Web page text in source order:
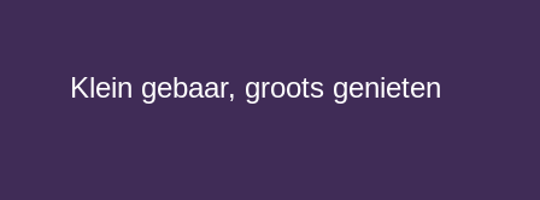
Klein gebaar, groots genieten